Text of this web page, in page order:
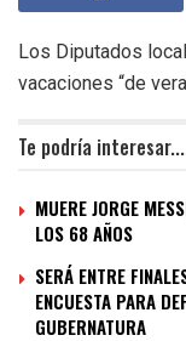
Los Diputados
vacaciones “de
Te podría interesar...
MUERE JORGE
LOS 68 AÑOS
SERÁ ENTRE
ENCUESTA PARA
GUBERNATURA